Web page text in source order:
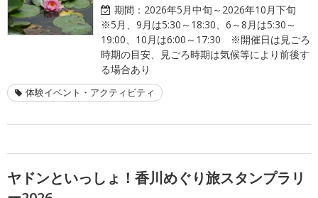
期間： 2026年5月中旬～2026年10月下旬
※5月、9月は5:30～18:30、6～8月は5:30～
19:00、10月は6:00～17:30 ※開催日は見ごろ
時期の目安、見ごろ時期は気候等により前後す
る場合あり
体験イベント・アクティビティ
ヤドンといっしょ！香川めぐり旅スタンプラリ